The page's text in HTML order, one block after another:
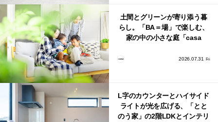
土間とグリーンが寄り添う暮
らし。「BA＝場」で楽しむ、
家の中の小さな庭「casa
2026.07.31 Fri
L字のカウンターとハイサイド
ライトが光を広げる、「とと
のう家」の2階LDKとインテリ